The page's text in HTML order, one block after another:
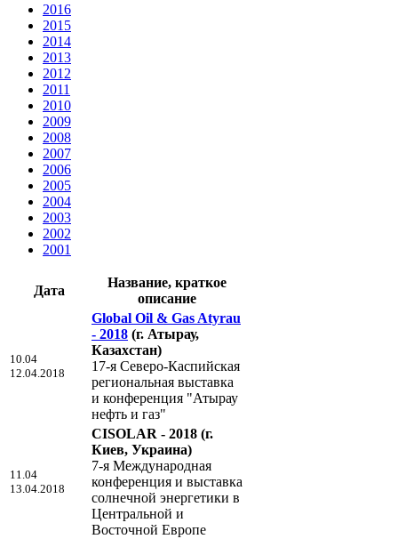
2016
2015
2014
2013
2012
2011
2010
2009
2008
2007
2006
2005
2004
2003
2002
2001
Дата
Название, краткое
описание
10.04
12.04.2018
Global Oil & Gas Atyrau
- 2018 (г. Атырау,
Казахстан)
17-я Северо-Каспийская
региональная выставка
и конференция "Атырау
нефть и газ"
11.04
13.04.2018
CISOLAR - 2018 (г.
Киев, Украина)
7-я Международная
конференция и выставка
солнечной энергетики в
Центральной и
Восточной Европе